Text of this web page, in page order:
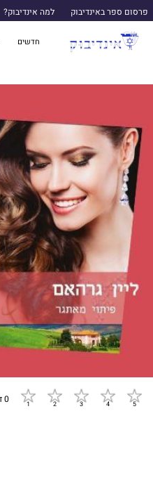
פרסום ספר באינדיבוק למה אינדיבוק?
חדשים
0 דירוגים